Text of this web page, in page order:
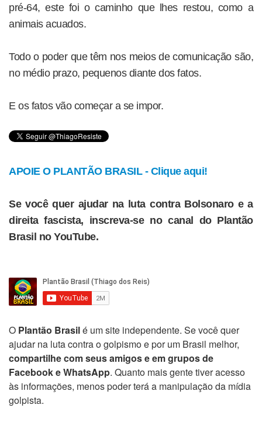
pré-64, este foi o caminho que lhes restou, como a
animais acuados.
Todo o poder que têm nos meios de comunicação são,
no médio prazo, pequenos diante dos fatos.
E os fatos vão começar a se impor.
APOIE O PLANTÃO BRASIL - Clique aqui!
Se você quer ajudar na luta contra Bolsonaro e a
direita fascista, inscreva-se no canal do Plantão
Brasil no YouTube.
O Plantão Brasilé um site independente. Se você quer
ajudar na luta contra o golpismo e por um Brasil melhor,
compartilhe com seus amigos e em grupos de
Facebook e WhatsApp. Quanto mais gente tiver acesso
às informações, menos poder terá a manipulação da mídia
golpista.